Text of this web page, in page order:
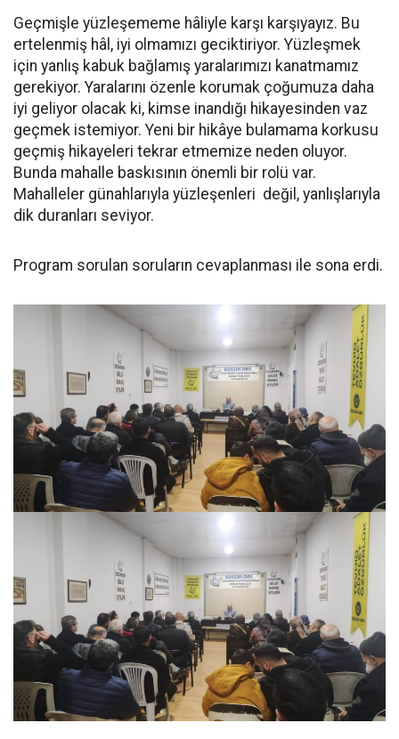
Geçmişle yüzleşememe hâliyle karşı karşıyayız. Bu
ertelenmiş hâl, iyi olmamızı geciktiriyor. Yüzleşmek
için yanlış kabuk bağlamış yaralarımızı kanatmamız
gerekiyor. Yaralarını özenle korumak çoğumuza daha
iyi geliyor olacak ki, kimse inandığı hikayesinden vaz
geçmek istemiyor. Yeni bir hikâye bulamama korkusu
geçmiş hikayeleri tekrar etmemize neden oluyor.
Bunda mahalle baskısının önemli bir rolü var.
Mahalleler günahlarıyla yüzleşenleri değil, yanlışlarıyla
dik duranları seviyor.
Program sorulan soruların cevaplanması ile sona erdi.